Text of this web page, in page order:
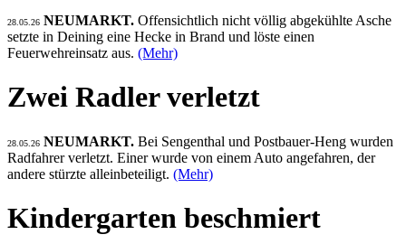
28.05.26 NEUMARKT. Offensichtlich nicht völlig abgekühlte Asche
setzte in Deining eine Hecke in Brand und löste einen
Feuerwehreinsatz aus. (Mehr)
Zwei Radler verletzt
28.05.26 NEUMARKT. Bei Sengenthal und Postbauer-Heng wurden
Radfahrer verletzt. Einer wurde von einem Auto angefahren, der
andere stürzte alleinbeteiligt. (Mehr)
Kindergarten beschmiert